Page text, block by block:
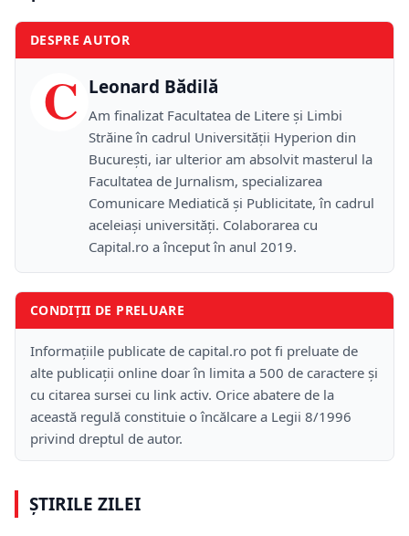
DESPRE AUTOR
C Leonard Bădilă
Am finalizat Facultatea de Litere și Limbi
Străine în cadrul Universității Hyperion din
București, iar ulterior am absolvit masterul la
Facultatea de Jurnalism, specializarea
Comunicare Mediatică și Publicitate, în cadrul
aceleiași universități. Colaborarea cu
Capital.ro a început în anul 2019.
CONDIȚII DE PRELUARE
Informațiile publicate de capital.ro pot fi preluate de
alte publicații online doar în limita a 500 de caractere și
cu citarea sursei cu link activ. Orice abatere de la
această regulă constituie o încălcare a Legii 8/1996
privind dreptul de autor.
ȘTIRILE ZILEI